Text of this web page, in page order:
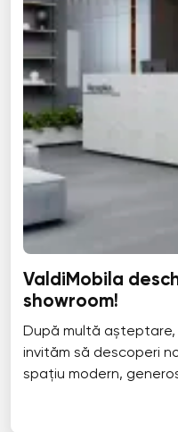
ValdiMobila
showroom!
După multă
invităm să descoperi
spațiu modern,